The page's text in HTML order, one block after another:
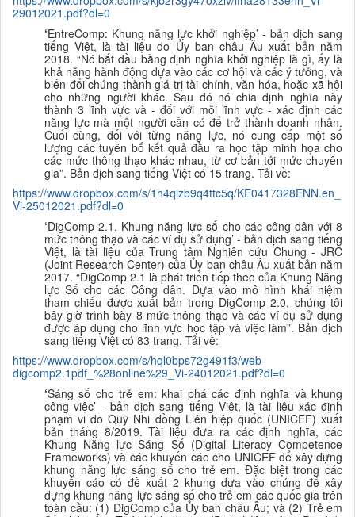
29012021.pdf?dl=0
‘EntreComp: Khung năng lực khởi nghiệp’ - bản dịch sang
tiếng Việt, là tài liệu do Ủy ban châu Âu xuất bản năm
2018. “Nó bắt đầu bằng định nghĩa khởi nghiệp là gì, ấy là
khả năng hành động dựa vào các cơ hội và các ý tưởng, và
biến đổi chúng thành giá trị tài chính, văn hóa, hoặc xã hội
cho những người khác. Sau đó nó chia định nghĩa này
thành 3 lĩnh vực và - đối với mỗi lĩnh vực - xác định các
năng lực mà một người cần có để trở thành doanh nhân.
Cuối cùng, đối với từng năng lực, nó cung cấp một số
lượng các tuyên bố kết quả đầu ra học tập minh họa cho
các mức thông thạo khác nhau, từ cơ bản tới mức chuyên
gia”. Bản dịch sang tiếng Việt có 15 trang. Tải về:
https://www.dropbox.com/s/1h4qizb9q4ttc5q/KE0417328ENN.en_
Vi-25012021.pdf?dl=0
‘DigComp 2.1. Khung năng lực số cho các công dân với 8
mức thông thạo và các ví dụ sử dụng’ - bản dịch sang tiếng
Việt, là tài liệu của Trung tâm Nghiên cứu Chung - JRC
(Joint Research Center) của Ủy ban châu Âu xuất bản năm
2017. “DigComp 2.1 là phát triển tiếp theo của Khung Năng
lực Số cho các Công dân. Dựa vào mô hình khái niệm
tham chiếu được xuất bản trong DigComp 2.0, chúng tôi
bây giờ trình bày 8 mức thông thạo và các ví dụ sử dụng
được áp dụng cho lĩnh vực học tập và việc làm”. Bản dịch
sang tiếng Việt có 83 trang. Tải về:
https://www.dropbox.com/s/hql0bps72g491f3/web-
digcomp2.1pdf_%28online%29_Vi-24012021.pdf?dl=0
‘Sáng số cho trẻ em: khai phá các định nghĩa và khung
công việc’ - bản dịch sang tiếng Việt, là tài liệu xác định
phạm vi do Quỹ Nhi đồng Liên hiệp quốc (UNICEF) xuất
bản tháng 8/2019. Tài liệu đưa ra các định nghĩa, các
Khung Năng lực Sáng Số (Digital Literacy Competence
Frameworks) và các khuyến cáo cho UNICEF để xây dựng
khung năng lực sáng số cho trẻ em. Đặc biệt trong các
khuyến cáo có đề xuất 2 khung dựa vào chúng để xây
dựng khung năng lực sáng số cho trẻ em các quốc gia trên
toàn cầu: (1) DigComp của Ủy ban châu Âu; và (2) Trẻ em